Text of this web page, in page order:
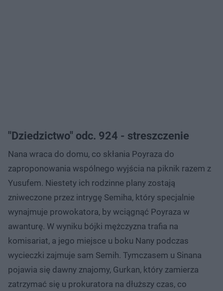
"Dziedzictwo" odc. 924 - streszczenie
Nana wraca do domu, co skłania Poyraza do
zaproponowania wspólnego wyjścia na piknik razem z
Yusufem. Niestety ich rodzinne plany zostają
zniweczone przez intrygę Semiha, który specjalnie
wynajmuje prowokatora, by wciągnąć Poyraza w
awanturę. W wyniku bójki mężczyzna trafia na
komisariat, a jego miejsce u boku Nany podczas
wycieczki zajmuje sam Semih. Tymczasem u Sinana
pojawia się dawny znajomy, Gurkan, który zamierza
zatrzymać się u prokuratora na dłuższy czas, co